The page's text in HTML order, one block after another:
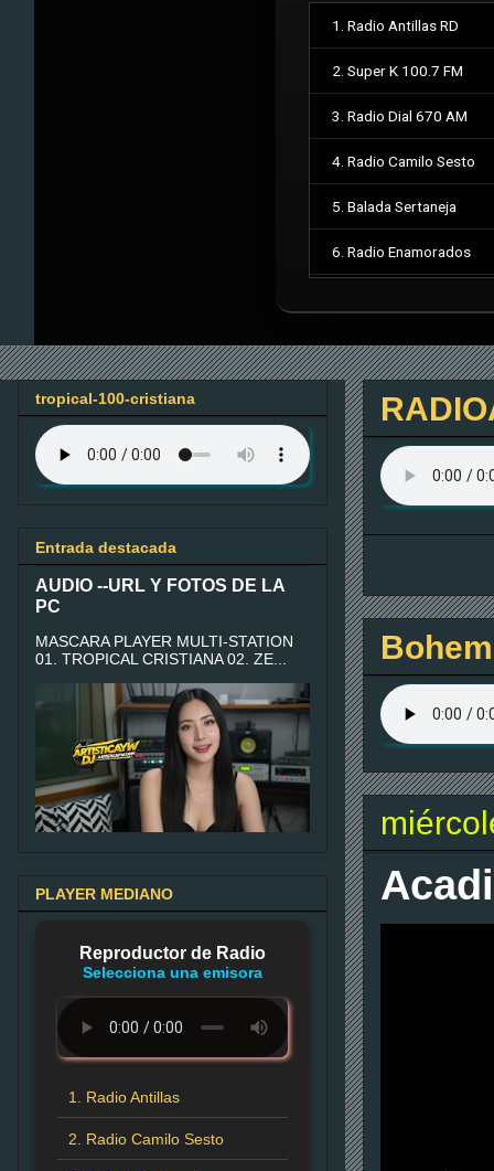
1. Radio Antillas RD
2. Super K 100.7 FM
3. Radio Dial 670 AM
4. Radio Camilo Sesto
5. Balada Sertaneja
6. Radio Enamorados
tropical-100-cristiana
Entrada destacada
AUDIO --URL Y FOTOS DE LA
PC
MASCARA PLAYER MULTI-STATION
01. TROPICAL CRISTIANA 02. ZE...
PLAYER MEDIANO
Reproductor de Radio
Selecciona una emisora
1. Radio Antillas
2. Radio Camilo Sesto